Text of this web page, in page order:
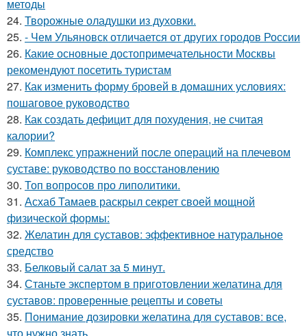
методы
24. Творожные оладушки из духовки.
25. - Чем Ульяновск отличается от других городов России
26. Какие основные достопримечательности Москвы
рекомендуют посетить туристам
27. Как изменить форму бровей в домашних условиях:
пошаговое руководство
28. Как создать дефицит для похудения, не считая
калории?
29. Комплекс упражнений после операций на плечевом
суставе: руководство по восстановлению
30. Топ вопросов про липолитики.
31. Асхаб Тамаев раскрыл секрет своей мощной
физической формы:
32. Желатин для суставов: эффективное натуральное
средство
33. Белковый салат за 5 минут.
34. Станьте экспертом в приготовлении желатина для
суставов: проверенные рецепты и советы
35. Понимание дозировки желатина для суставов: все,
что нужно знать